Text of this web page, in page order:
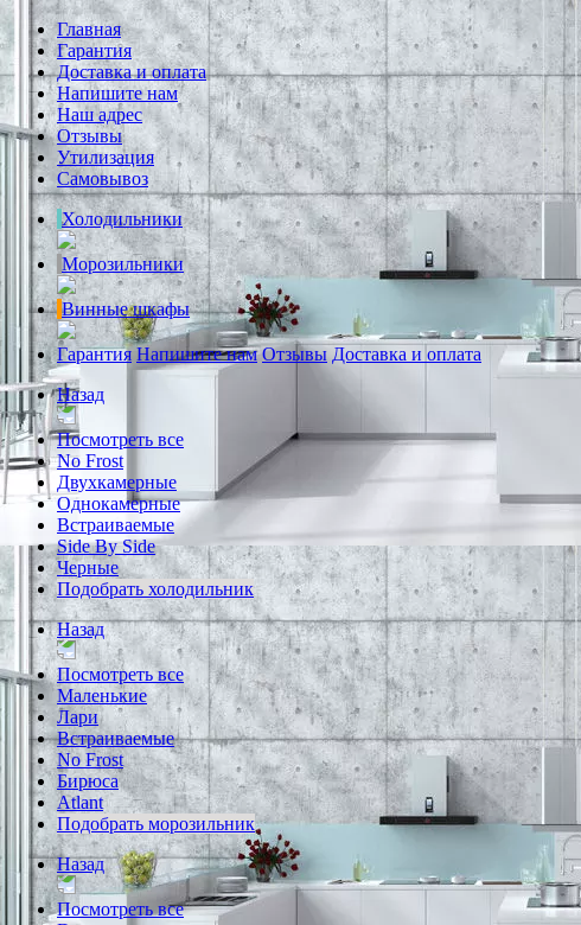
Главная
Гарантия
Доставка и оплата
Напишите нам
Наш адрес
Отзывы
Утилизация
Самовывоз
Холодильники
Морозильники
Винные шкафы
Гарантия Напишите нам Отзывы Доставка и оплата
Назад
Посмотреть все
No Frost
Двухкамерные
Однокамерные
Встраиваемые
Side By Side
Черные
Подобрать холодильник
Назад
Посмотреть все
Маленькие
Лари
Встраиваемые
No Frost
Бирюса
Atlant
Подобрать морозильник
Назад
Посмотреть все